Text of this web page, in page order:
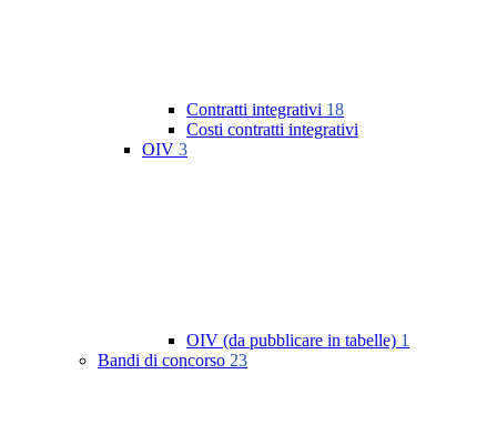
Contratti integrativi 18
Costi contratti integrativi
OIV 3
OIV (da pubblicare in tabelle) 1
Bandi di concorso 23